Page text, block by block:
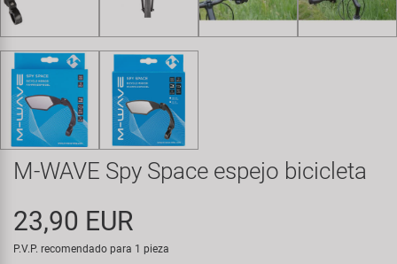
Transporte y Aparcamiento
Super B
Trail-Gator
Velo
Todas las marcas
M-WAVE Spy Space espejo bicicleta
23,90 EUR
P.V.P. recomendado para 1 pieza